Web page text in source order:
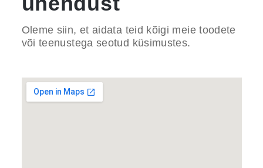
Oleme siin, et aidata teid kõigi meie toodete
või teenustega seotud küsimustes.